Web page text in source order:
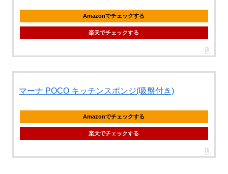
Amazonでチェックする
楽天でチェックする
マーナ POCO キッチンスポンジ(吸盤付き)
Amazonでチェックする
楽天でチェックする